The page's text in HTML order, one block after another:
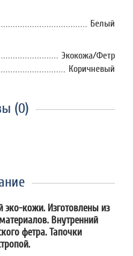
Белый
Экокожа/Фетр
Коричневый
(0)
эко-кожи. Изготовлены из
Внутренний
фетра. Тапочки